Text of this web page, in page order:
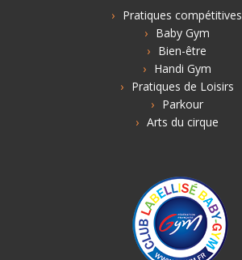
Pratiques compétitives
Baby Gym
Bien-être
Handi Gym
Pratiques de Loisirs
Parkour
Arts du cirque